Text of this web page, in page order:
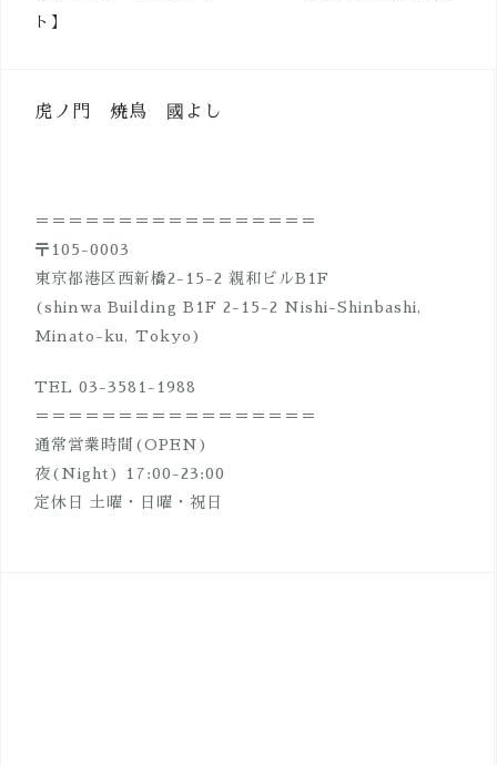
稿
ビ
シ
ョ
ン
ト】
虎ノ門 焼鳥 國よし
＝＝＝＝＝＝＝＝＝＝＝＝＝＝＝＝＝
〒105-0003
東京都港区西新橋2-15-2 親和ビルB1F
(shinwa Building B1F 2-15-2 Nishi-Shinbashi,
Minato-ku, Tokyo)
TEL 03-3581-1988
＝＝＝＝＝＝＝＝＝＝＝＝＝＝＝＝＝
通常営業時間(OPEN)
夜(Night) 17:00-23:00
定休日 土曜・日曜・祝日